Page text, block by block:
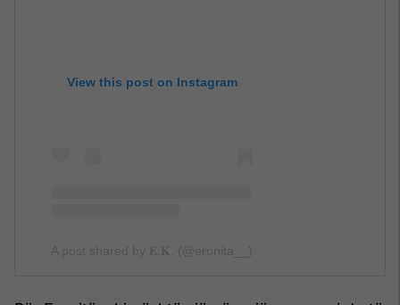
View this post on Instagram